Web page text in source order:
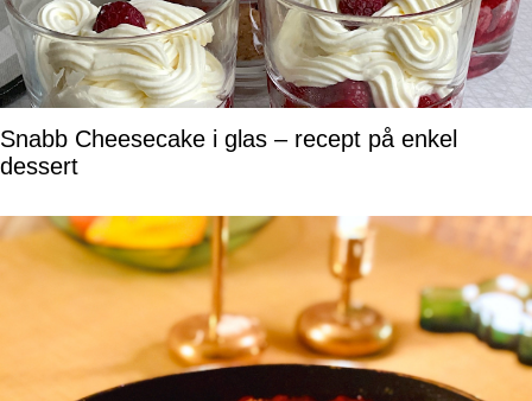
Snabb Cheesecake i glas – recept på enkel
dessert